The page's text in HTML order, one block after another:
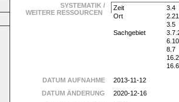
SYSTEMATIK /
WEITERE RESSOURCEN
Zeit
3.4
Ort
2.21
3.5
Sachgebiet
8.7
16.2
DATUM AUFNAHME
2013-11-12
DATUM ÄNDERUNG
2020-12-16